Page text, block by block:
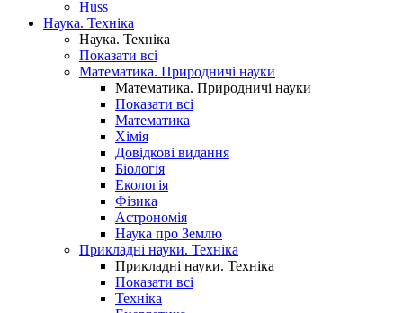
Huss
Наука. Техніка
Наука. Техніка
Показати всі
Математика. Природничі науки
Математика. Природничі науки
Показати всі
Математика
Хімія
Довідкові видання
Біологія
Екологія
Фізика
Астрономія
Наука про Землю
Прикладні науки. Техніка
Прикладні науки. Техніка
Показати всі
Техніка